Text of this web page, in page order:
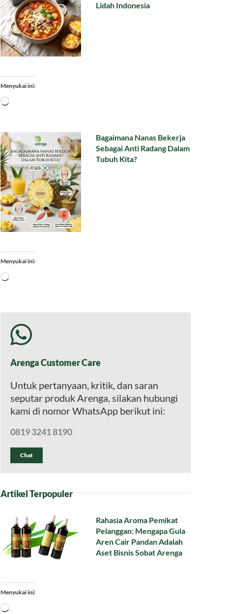
Lidah Indonesia
Menyukai ini:
Memuat...
Bagaimana Nanas Bekerja
Sebagai Anti Radang Dalam
Tubuh Kita?
Menyukai ini:
Memuat...
Arenga Customer Care
Untuk pertanyaan, kritik, dan saran
seputar produk Arenga, silakan hubungi
kami di nomor WhatsApp berikut ini:
0819 3241 8190
Chat
Artikel Terpopuler
Rahasia Aroma Pemikat
Pelanggan: Mengapa Gula
Aren Cair Pandan Adalah
Aset Bisnis Sobat Arenga
Menyukai ini:
Memuat...